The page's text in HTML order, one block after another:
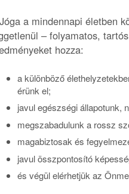
a mindennapi életben
– folyamatos,
hozza:
a különböző
érünk el;
javul egészségi állapotunk,
megszabadulunk a rossz
magabiztosak és
javul összpontosító
és végül elérhetjük az